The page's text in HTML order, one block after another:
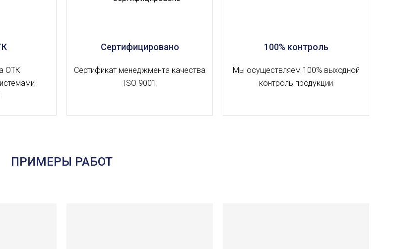
ОТК
Сертифицировано
Сертификат менеджмента качества
ISO 9001
100% контроль
Мы осуществляем 100% выходной
контроль продукции
ПРИМЕРЫ РАБОТ